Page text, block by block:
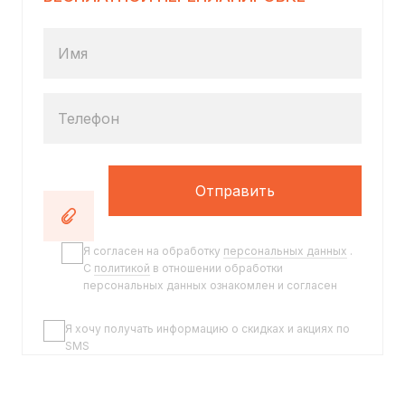
Имя
Телефон
Отправить
Я согласен на обработку персональных данных .
C политикой в отношении обработки
персональных данных ознакомлен и согласен
Я хочу получать информацию о скидках и акциях по
SMS